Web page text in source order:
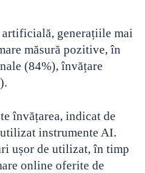
generațiile mai
măsură pozitive, în
(84%), învățare
învățarea, indicat de
instrumente AI.
ușor de utilizat, în timp
online oferite de